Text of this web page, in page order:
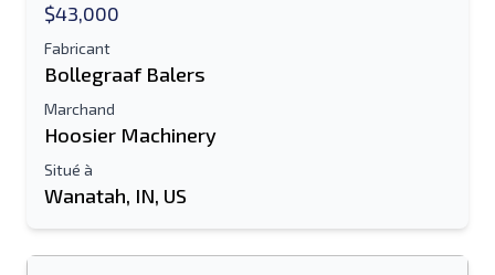
$43,000
Fabricant
Bollegraaf Balers
Marchand
Hoosier Machinery
Situé à
Wanatah, IN, US